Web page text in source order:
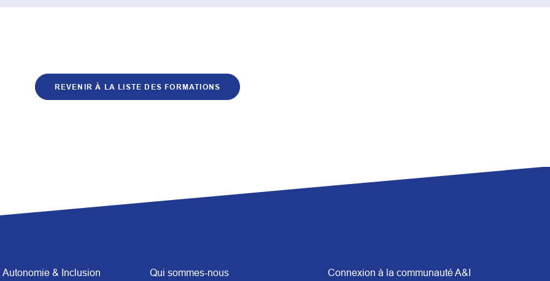
REVENIR À LA LISTE DES FORMATIONS
Autonomie & Inclusion
Qui sommes-nous
Connexion à la communauté A&I